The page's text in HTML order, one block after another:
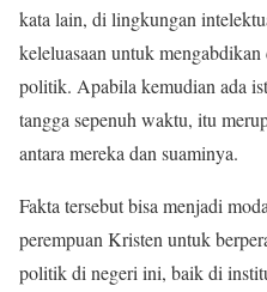
kata lain, di lingkungan
keleluasaan untuk
politik. Apabila kemudian ada
tangga sepenuh waktu, itu
antara mereka dan suaminya.
Fakta tersebut bisa menjadi
perempuan Kristen untuk
politik di negeri ini, baik di